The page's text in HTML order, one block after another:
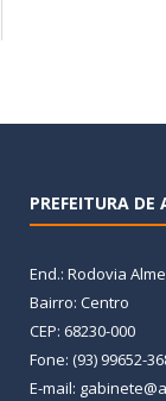
PREFEITURA DE
End.: Rodovia
Bairro: Centro
CEP: 68230-000
Fone: (93) 99652-
E-mail: